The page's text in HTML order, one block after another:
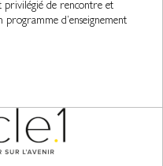
privilégié de rencontre et
programme d’enseignement